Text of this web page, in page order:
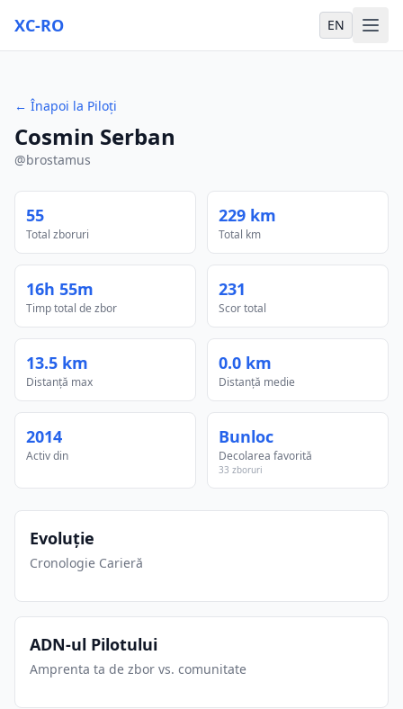
XC-RO EN
← Înapoi la Piloți
Cosmin Serban
@brostamus
55
Total zboruri
229 km
Total km
16h 55m
Timp total de zbor
231
Scor total
13.5 km
Distanță max
0.0 km
Distanță medie
2014
Activ din
Bunloc
Decolarea favorită
33 zboruri
Evoluție
Cronologie Carieră
ADN-ul Pilotului
Amprenta ta de zbor vs. comunitate